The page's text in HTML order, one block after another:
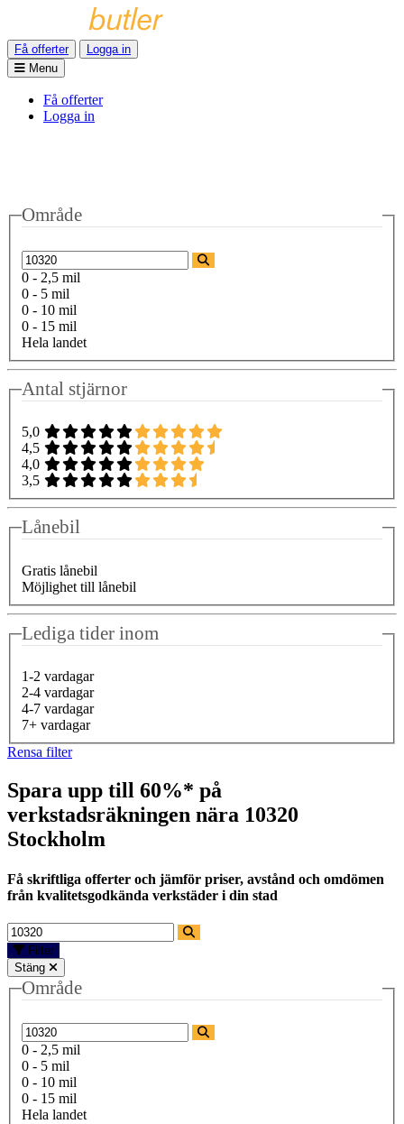
Få offerter
Logga in
Menu
Få offerter
Logga in
Område
0 - 2,5 mil
0 - 5 mil
0 - 10 mil
0 - 15 mil
Hela landet
Antal stjärnor
5,0
4,5
4,0
3,5
Lånebil
Gratis lånebil
Möjlighet till lånebil
Lediga tider inom
1-2 vardagar
2-4 vardagar
4-7 vardagar
7+ vardagar
Rensa filter
Spara upp till 60%* på
verkstadsräkningen nära 10320
Stockholm
Få skriftliga offerter och jämför priser, avstånd och omdömen
från kvalitetsgodkända verkstäder i din stad
Filter
Stäng
Område
0 - 2,5 mil
0 - 5 mil
0 - 10 mil
0 - 15 mil
Hela landet